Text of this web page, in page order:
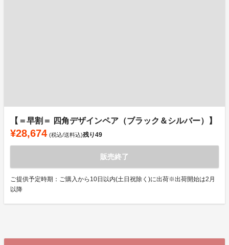
【＝早割＝ 四角デザインペア（ブラック＆シルバー）】
¥28,674 (税込/送料込)残り49
販売終了
ご提供予定時期：ご購入から10日以内(土日祝除く)に出荷※出荷開始は2月
以降